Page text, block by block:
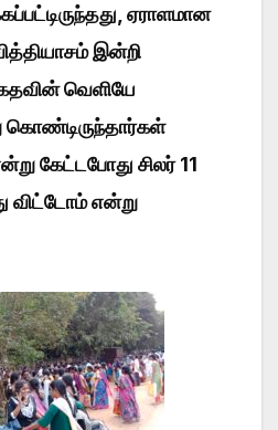
ஏராளமான
இன்றி
வெளியே
கொண்டிருந்தார்கள்
கேட்டபோது சிலர் 11
விட்டோம் என்று